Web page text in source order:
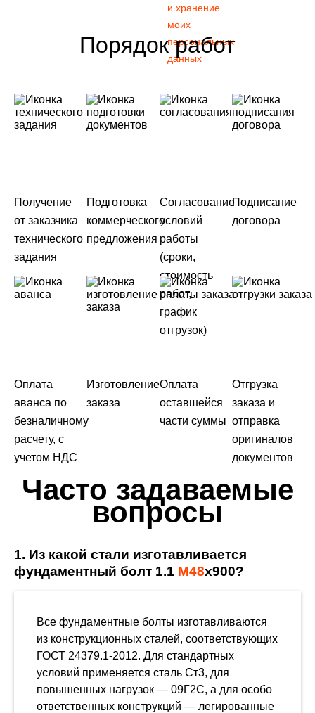
и хранение
моих
персональных
данных
Порядок работ
Получение
от заказчика
технического
задания
Подготовка
коммерческого
предложения
Согласование
условий
работы
(сроки,
стоимость
работ,
график
отгрузок)
Подписание
договора
Оплата
аванса по
безналичному
расчету, с
учетом НДС
Изготовление
заказа
Оплата
оставшейся
части суммы
Отгрузка
заказа и
отправка
оригиналов
документов
Часто задаваемые
вопросы
1. Из какой стали изготавливается
фундаментный болт 1.1 М48х900?
Все фундаментные болты изготавливаются
из конструкционных сталей, соответствующих
ГОСТ 24379.1-2012. Для стандартных
условий применяется сталь Ст3, для
повышенных нагрузок — 09Г2С, а для особо
ответственных конструкций — легированные